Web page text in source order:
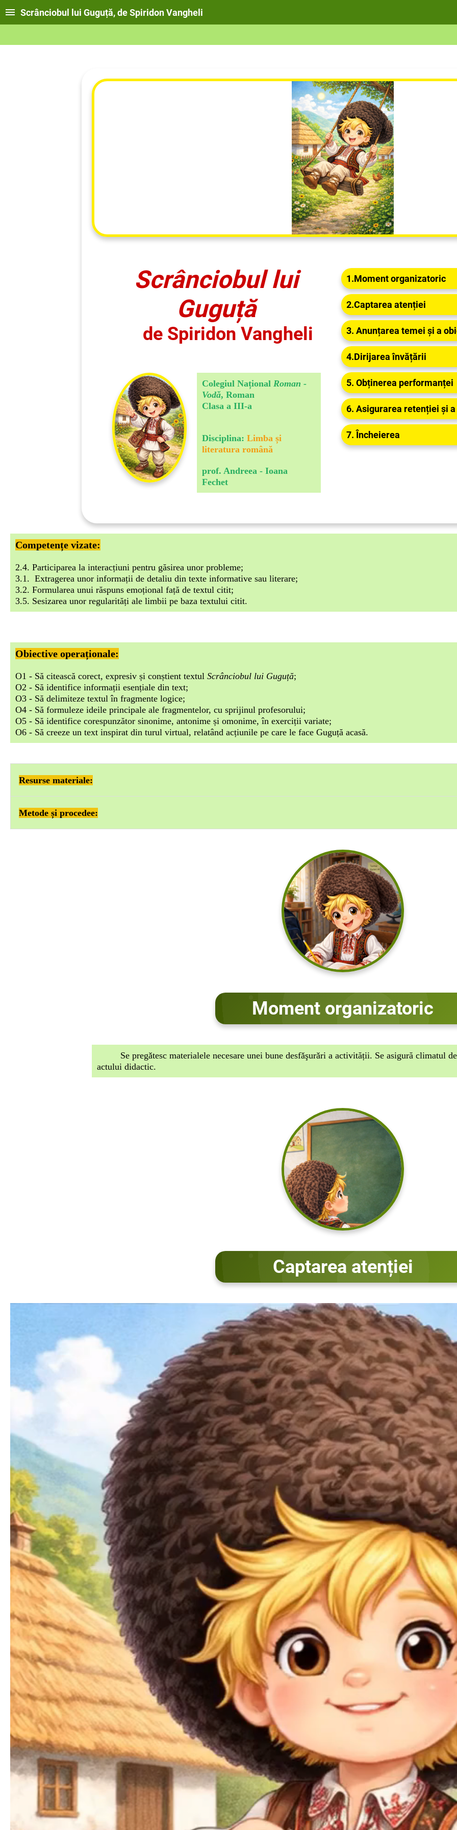
Scrânciobul lui Guguță, de Spiridon Vangheli
Scrânciobul lui
Guguță
de Spiridon Vangheli
Colegiul NaționalRoman -
Vodă, Roman
Clasa a III-a
Disciplina: Limba și
literatura română
prof. Andreea - Ioana
Fechet
1.Moment organizatoric
2.Captarea atenției
3. Anunțarea temei și a
4.Dirijarea învățării
5. Obținerea performanței
6. Asigurarea retenției și
7. Încheierea
Competențe vizate:
2.4. Participarea la interacțiuni pentru găsirea unor probleme;
3.1. Extragerea unor informații de detaliu din texte informative sau literare;
3.2. Formularea unui răspuns emoțional față de textul citit;
3.5. Sesizarea unor regularități ale limbii pe baza textului citit.
Obiective operaționale:
O1 - Să citească corect, expresiv și conștient textul Scrânciobul lui Guguță;
O2 - Să identifice informații esențiale din text;
O3 - Să delimiteze textul în fragmente logice;
O4 - Să formuleze ideile principale ale fragmentelor, cu sprijinul profesorului;
O5 - Să identifice corespunzător sinonime, antonime și omonime, în exerciții variate;
O6 - Să creeze un text inspirat din turul virtual, relatând acțiunile pe care le face Guguță acasă.
Resurse materiale:
Pentru crearea imaginilor folosite s-a folosit tehnologia AI și ChatGPT;
Pentru crearea resurselor din etapa de captare a atenției, dirijare a învățării și obținerea performanței s-a folosit
panoramă 360° -Gospodăria lui Guguță,Kahoot!;
Metode și procedee:
Moment organizatoric
Se pregǎtesc materialele necesare unei bune desfǎşurǎri a activității. Se asigură climatul
actului didactic.
Captarea atenției